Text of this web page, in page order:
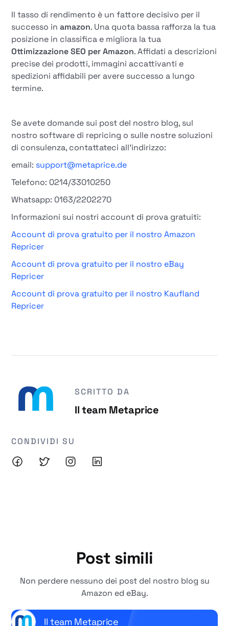
Il tasso di rendimento è un fattore decisivo per il
successo inamazon. Una quota bassa rafforza la tua
posizione in classifica e migliora la tua
Ottimizzazione SEO per Amazon. Affidati a descrizioni
precise dei prodotti, immagini accattivanti e
spedizioni affidabili per avere successo a lungo
termine.
Se avete domande sui post del nostro blog, sul
nostro software di repricing o sulle nostre soluzioni
di consulenza, contattateci all'indirizzo:
email: support@metaprice.de
Telefono: 0214/33010250
Whatsapp: 0163/2202270
Informazioni sui nostri account di prova gratuiti:
Account di prova gratuito per il nostro Amazon
Repricer
Account di prova gratuito per il nostro eBay
Repricer
Account di prova gratuito per il nostro Kaufland
Repricer
SCRITTO DA
Il team Metaprice
CONDIVIDI SU
Post simili
Non perdere nessuno dei post del nostro blog su
Amazon ed eBay.
Il team Metaprice